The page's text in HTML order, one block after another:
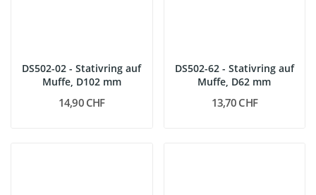
DS502-02 - Stativring auf
Muffe, D102 mm
14,90 CHF
DS502-62 - Stativring auf
Muffe, D62 mm
13,70 CHF